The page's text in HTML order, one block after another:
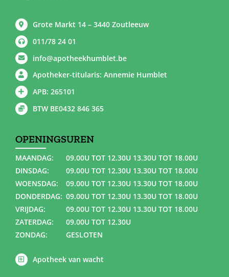
Grote Markt 14 – 3440 Zoutleeuw
011/78 24 01
info@apotheekhumblet.be
Apotheker-titularis: Annemie Humblet
APB: 265101
BTW BE0432 846 365
OPENINGSUREN
MAANDAG:
09.00U TOT 12.30U 13.30U TOT 18.00U
DINSDAG:
09.00U TOT 12.30U 13.30U TOT 18.00U
WOENSDAG:
09.00U TOT 12.30U 13.30U TOT 18.00U
DONDERDAG: 09.00U TOT 12.30U 13.30U TOT 18.00U
VRIJDAG:
09.00U TOT 12.30U 13.30U TOT 18.00U
ZATERDAG:
09.00U TOT 12.30U
ZONDAG:
GESLOTEN
Apotheek van wacht